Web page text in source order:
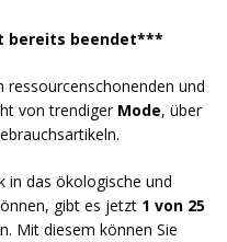
bereits beendet***
und
von trendiger Mode, über
in das ökologische und
gibt es jetzt 1 von 25
Mit diesem können Sie